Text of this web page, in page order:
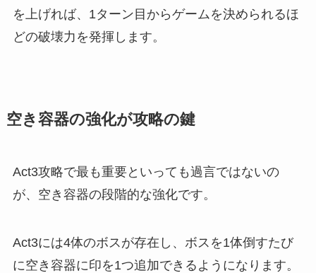
を上げれば、1ターン目からゲームを決められるほ
どの破壊力を発揮します。
空き容器の強化が攻略の鍵
Act3攻略で最も重要といっても過言ではないの
が、空き容器の段階的な強化です。
Act3には4体のボスが存在し、ボスを1体倒すたび
に空き容器に印を1つ追加できるようになります。